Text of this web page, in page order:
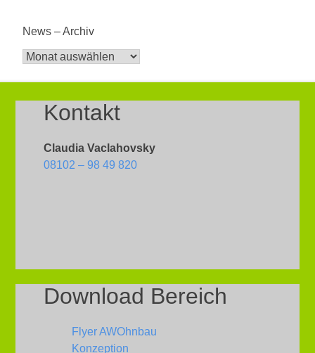
News – Archiv
News
Kontakt
Claudia Vaclahovsky
08102 – 98 49 820
Download Bereich
Flyer AWOhnbau
Konzeption